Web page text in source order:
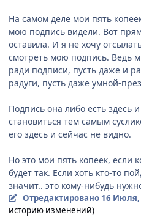
На самом деле мои пять
мою подпись видели. Вот
оставила. И я не хочу
смотреть мою подпись. Ведь
ради подписи, пусть даже и
радуги, пусть даже умной-
Подпись она либо есть здесь
становиться тем самым
его здесь и сейчас не видно.
Но это мои пять копеек, если
будет так. Если хоть кто-то
значит.. это кому-нибудь
Отредактировано 16 Июля,
историю изменений)